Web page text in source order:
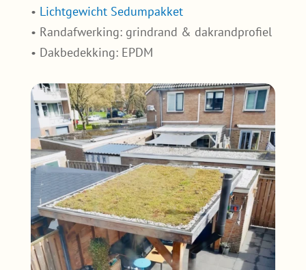
• Lichtgewicht Sedumpakket
• Randafwerking: grindrand & dakrandprofiel
• Dakbedekking: EPDM